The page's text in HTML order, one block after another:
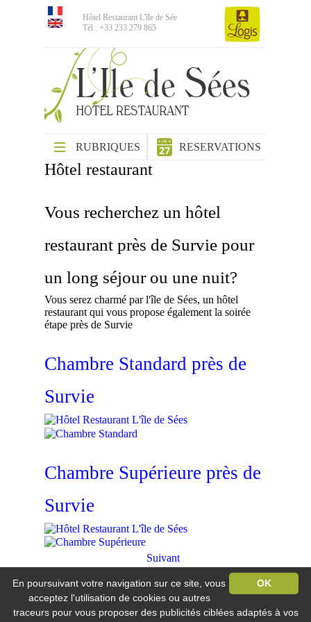
Hôtel Restaurant L'île de Sée
Tél : +33 233 279 865
RUBRIQUES RESERVATIONS
Hôtel restaurant
Vous recherchez un hôtel
restaurant près de Survie pour
un long séjour ou une nuit?
Vous serez charmé par l'île de Sées, un hôtel
restaurant qui vous propose également la soirée
étape près de Survie
Chambre Standard près de
Survie
Chambre Supérieure près de
Survie
Suivant
Hôtel Restaurant L'île de Sée
Vandel / 61500 Macé
Tél : +33 233 279 865
OK
En poursuivant votre navigation sur ce site, vous
acceptez l'utilisation de cookies ou autres
traceurs pour vous proposer des publicités ciblées adaptés à vos